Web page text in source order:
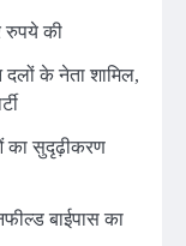
रुपये की
दलों के नेता शामिल,
का सुदृढ़ीकरण
बाईपास का